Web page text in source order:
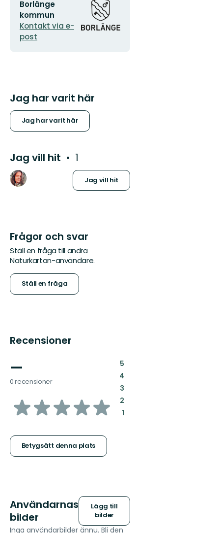
E-
postadress
Borlänge
kommun
Kontakt via e-
post
Organisationens
logotyp
Jag har varit här
Jag har varit här
Jag vill hit 1
Jag vill hit
Frågor och svar
Ställ en fråga till andra
Naturkartan-användare.
Ställ en fråga
Recensioner
—
0 recensioner
av
stjärnor
Betygsätt denna plats
5:
4:
3:
2:
1:
Användarnas
bilder
Lägg till
bilder
Inga användarbilder ännu. Bli den